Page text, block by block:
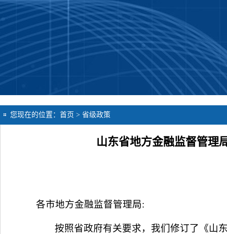
您现在的位置： 首页 > 省级政策
山东省地方金融监督管理
各市地方金融监督管理局:
按照省政府有关要求，我们修订了《山